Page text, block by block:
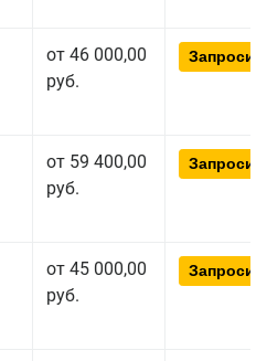
от 46 000,00
руб.
от 59 400,00
руб.
от 45 000,00
руб.